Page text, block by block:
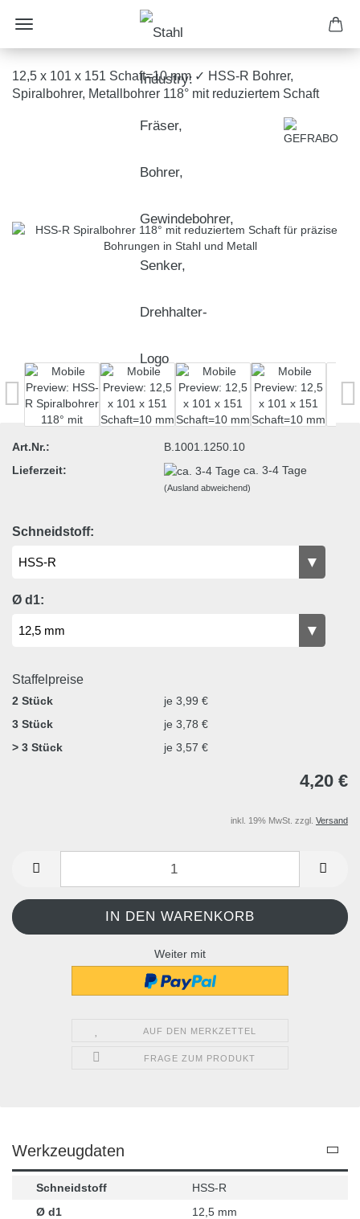
12,5 x 101 x 151 Schaft=10 mm ✓ HSS-R Bohrer,
Spiralbohrer, Metallbohrer 118° mit reduziertem Schaft
Art.Nr.:
B.1001.1250.10
Lieferzeit:
ca. 3-4 Tage
(Ausland abweichend)
Schneidstoff:
Ø d1:
Staffelpreise
2 Stück
je 3,99 €
3 Stück
je 3,78 €
> 3 Stück
je 3,57 €
4,20 €
inkl. 19% MwSt. zzgl. Versand
Weiter mit
AUF DEN MERKZETTEL
FRAGE ZUM PRODUKT
Werkzeugdaten
Schneidstoff
HSS-R
Ø d1
12,5 mm